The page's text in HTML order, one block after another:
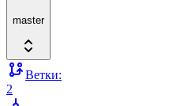
master
Ветки:
2